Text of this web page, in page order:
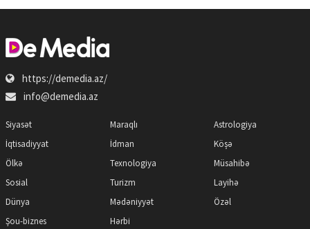
https://demedia.az/
info@demedia.az
Siyasət
İqtisadiyyat
Ölkə
Sosial
Dünya
Şou-biznes
Maraqlı
İdman
Texnologiya
Turizm
Mədəniyyət
Hərbi
Astrologiya
Köşə
Müsahibə
Layihə
Özəl